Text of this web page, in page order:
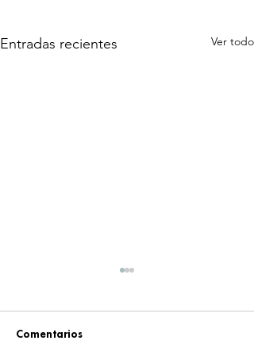
Entradas recientes Ver todo
Comentarios